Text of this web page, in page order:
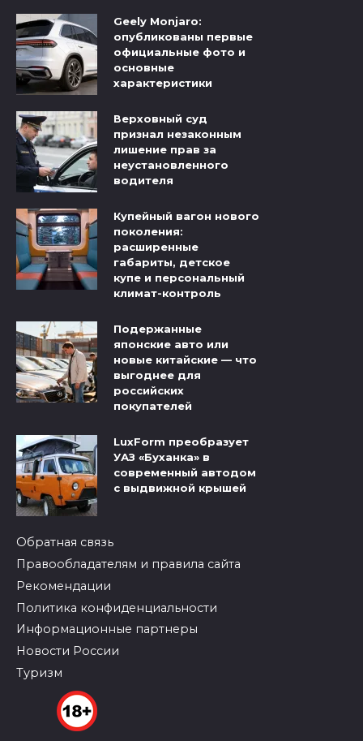
Geely Monjaro:
опубликованы первые
официальные фото и
основные
характеристики
Верховный суд
признал незаконным
лишение прав за
неустановленного
водителя
Купейный вагон нового
поколения:
расширенные
габариты, детское
купе и персональный
климат-контроль
Подержанные
японские авто или
новые китайские — что
выгоднее для
российских
покупателей
LuxForm преобразует
УАЗ «Буханка» в
современный автодом
с выдвижной крышей
Обратная связь
Правообладателям и правила сайта
Рекомендации
Политика конфиденциальности
Информационные партнеры
Новости России
Туризм